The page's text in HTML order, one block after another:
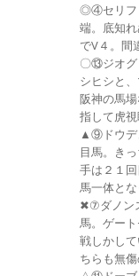
◎④セリ
端。底知
でV４。間
〇⑬ジ
シヒシと
阪神の馬
指して虎視
▲⑨ド
目馬。き
手は２１
馬一体とな
✖⑦ダノ
馬。ゲー
戦しかし
ちらも無傷